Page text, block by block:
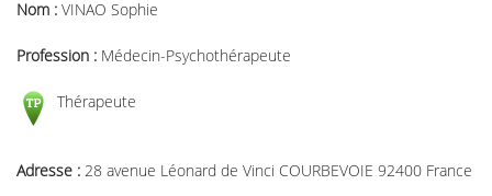
Nom : VINAO Sophie
Profession : Médecin-Psychothérapeute
Thérapeute
Adresse : 28 avenue Léonard de Vinci COURBEVOIE 92400 France